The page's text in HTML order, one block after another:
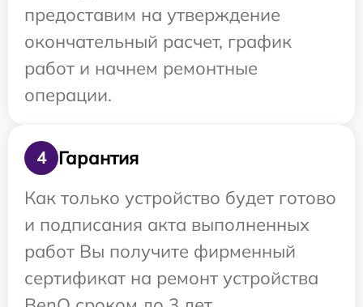
предоставим на утверждение
окончательный расчет, график
работ и начнем ремонтные
операции.
4
Гарантия
Как только устройство будет готово
и подписания акта выполненных
работ Вы получите фирменный
сертификат на ремонт устройства